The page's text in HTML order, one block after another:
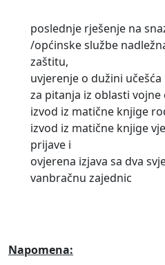
poslednje rješenje na
/općinske službe
zaštitu,
uvjerenje o dužini
za pitanja iz oblasti vojne
izvod iz matične knjige
izvod iz matične knjige
prijave i
ovjerena izjava sa dva
vanbračnu zajednic
Napomena: